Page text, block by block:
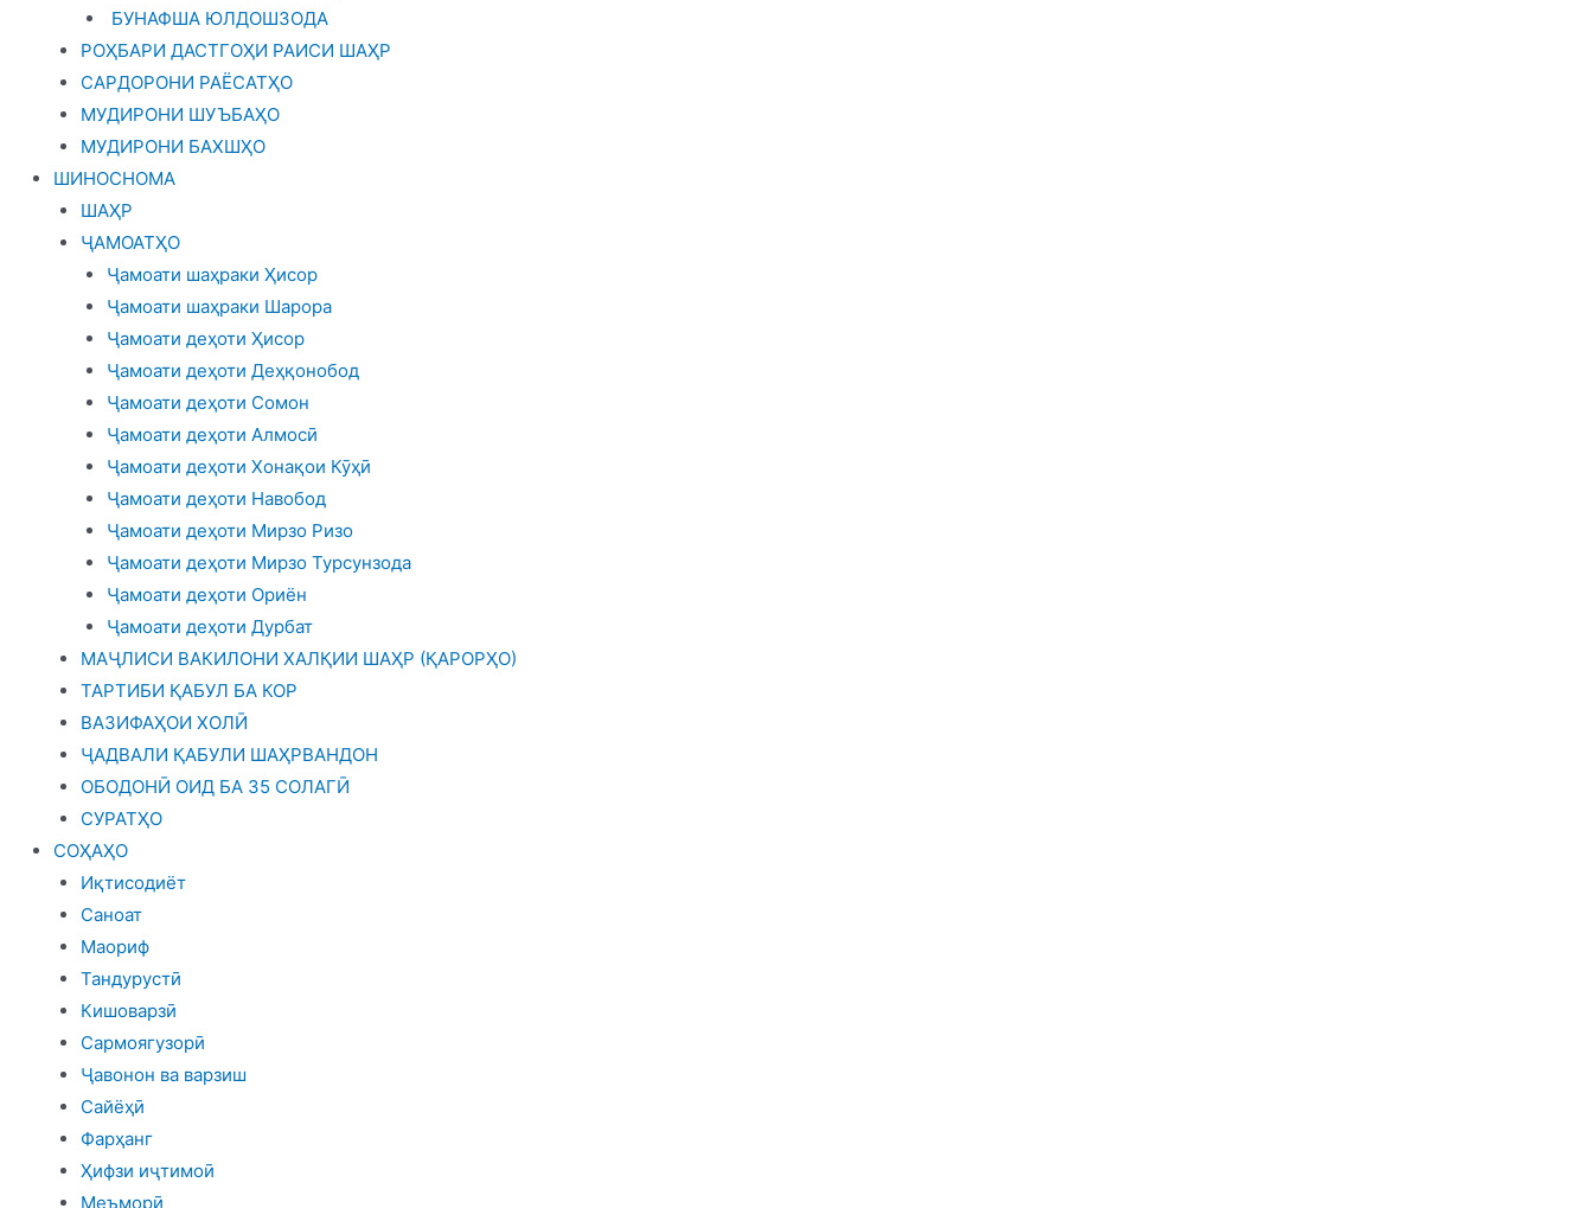
БУНАФША ЮЛДОШЗОДА
РОҲБАРИ ДАСТГОҲИ РАИСИ ШАҲР
САРДОРОНИ РАЁСАТҲО
МУДИРОНИ ШУЪБАҲО
МУДИРОНИ БАХШҲО
ШИНОСНОМА
ШАҲР
ҶАМОАТҲО
Ҷамоати шаҳраки Ҳисор
Ҷамоати шаҳраки Шарора
Ҷамоати деҳоти Ҳисор
Ҷамоати деҳоти Деҳқонобод
Ҷамоати деҳоти Сомон
Ҷамоати деҳоти Алмосӣ
Ҷамоати деҳоти Хонақои Кӯҳӣ
Ҷамоати деҳоти Навобод
Ҷамоати деҳоти Мирзо Ризо
Ҷамоати деҳоти Мирзо Турсунзода
Ҷамоати деҳоти Ориён
Ҷамоати деҳоти Дурбат
МАҶЛИСИ ВАКИЛОНИ ХАЛҚИИ ШАҲР (ҚАРОРҲО)
ТАРТИБИ ҚАБУЛ БА КОР
ВАЗИФАҲОИ ХОЛӢ
ҶАДВАЛИ ҚАБУЛИ ШАҲРВАНДОН
ОБОДОНӢ ОИД БА 35 СОЛАГӢ
СУРАТҲО
СОҲАҲО
Иқтисодиёт
Саноат
Маориф
Тандурустӣ
Кишоварзӣ
Сармоягузорӣ
Ҷавонон ва варзиш
Сайёҳӣ
Фарҳанг
Ҳифзи иҷтимоӣ
Меъморӣ